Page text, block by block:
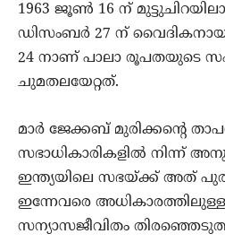
1963 ജൂണ്‍ 16 ന്
ഡിസംബര്‍ 27 ന് വൈദികനായ
24 നാണ് പാലാ രൂപതയുടെ
ചുമതലയേറ്റത്.
മാര്‍ ജേക്കബ് മുരിക്കന്റെ
സഭാധികാരികളില്‍ നിന്ന്
ഇന്ത്യയിലെ സഭയ്ക്ക് അത്
ഇന്നേവരെ
സന്യാസജീവിതം